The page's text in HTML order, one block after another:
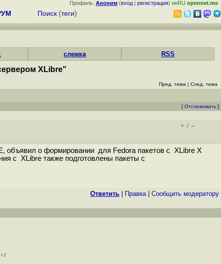
Профиль: Аноним (вход | регистрация) неRU opennet.me
Поиск (теги)
слежка RSS
XLibre"
Пред. тема | След. тема
[ Отслеживать ]
+ / –
объявил о формировании для Fedora пакетов с XLibre X
с XLibre также подготовлены пакеты с
Ответить Правка| Cообщить модератору
+2